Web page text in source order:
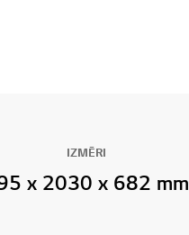
IZMĒRI
x 2030 x 682 mm